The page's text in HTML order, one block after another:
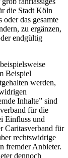
die Stadt Köln
oder das gesamte
zu ergänzen,
endgültig
Beispiel
werden,
Inhalte” sind
für die
Einfluss und
Caritasverband für
rechtswidrige
fremder Anbieter.
dennoch